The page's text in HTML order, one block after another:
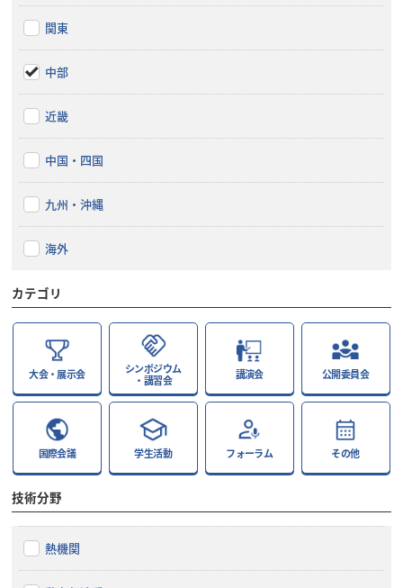
関東
中部
近畿
中国・四国
九州・沖縄
海外
カテゴリ
大会・展示会
シンポジウム
・講習会
講演会 公開委員会
国際会議 学生活動 フォーラム その他
技術分野
熱機関